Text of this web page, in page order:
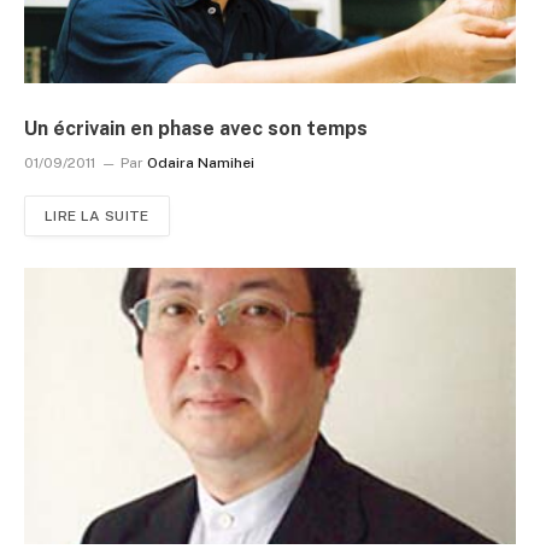
Un écrivain en phase avec son temps
01/09/2011 Par Odaira Namihei
LIRE LA SUITE